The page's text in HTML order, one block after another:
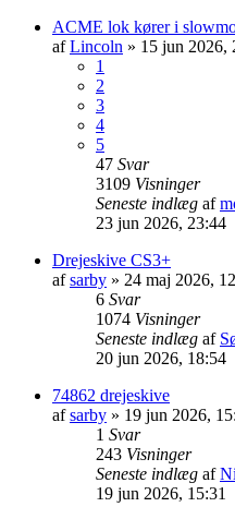
ACME lok kører i
afLincoln » 15 jun 2026,
1
2
3
4
5
47 Svar
3109 Visninger
Seneste indlæg af
23 jun 2026, 23:44
Drejeskive CS3+
afsarby » 24 maj 2026,
6 Svar
1074 Visninger
Seneste indlæg af
20 jun 2026, 18:54
74862 drejeskive
afsarby » 19 jun 2026,
1 Svar
243 Visninger
Seneste indlæg af
19 jun 2026, 15:31